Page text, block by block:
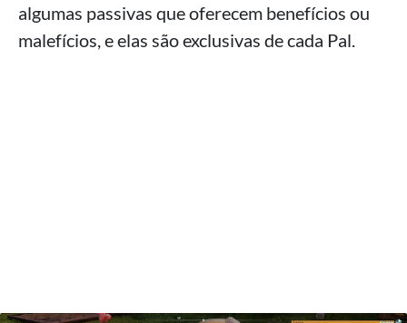
algumas passivas que oferecem benefícios ou
malefícios, e elas são exclusivas de cada Pal.